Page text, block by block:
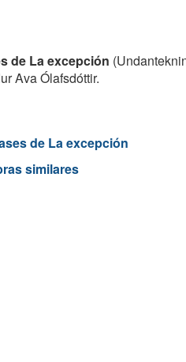
de La excepción
Ava Ólafsdóttir.
de La excepción
similares